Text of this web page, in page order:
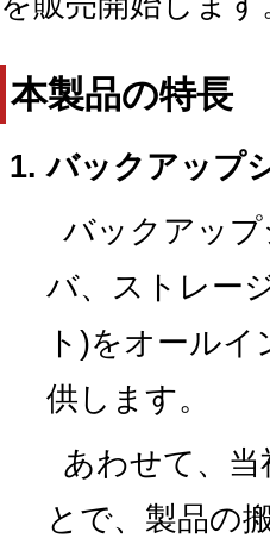
本製品の特長
バックアップ
バックアッ
バ、ストレー
ト)をオール
供します。
あわせて、
とで、製品の